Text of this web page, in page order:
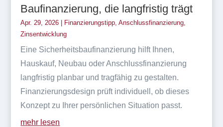
Baufinanzierung, die langfristig trägt
Apr. 29, 2026 Finanzierungstipp ,Anschlussfinanzierung
Zinsentwicklung
Eine Sicherheitsbaufinanzierung hilft Ihnen,
Hauskauf, Neubau oder Anschlussfinanzierung
langfristig planbar und tragfähig zu gestalten.
Finanzierungsdesign prüft individuell, ob dieses
Konzept zu Ihrer persönlichen Situation passt.
mehr lesen